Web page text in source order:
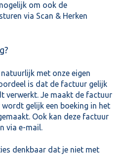
om ook de
via Scan & Herken
met onze eigen
is dat de factuur gelijk
verwerkt. Je maakt de factuur
wordt gelijk een boeking in het
Ook kan deze factuur
via e-mail.
denkbaar dat je niet met